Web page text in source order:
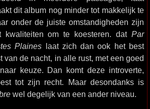
dit album nog minder tot makkelijk te
onder de juiste omstandigheden zijn
om te koesteren. dat Par
Plaines laat zich dan ook het best
van de nacht, in alle rust, met een goed
keuze. Dan komt deze introverte,
tot zijn recht. Maar desondanks is
wel degelijk van een ander niveau.